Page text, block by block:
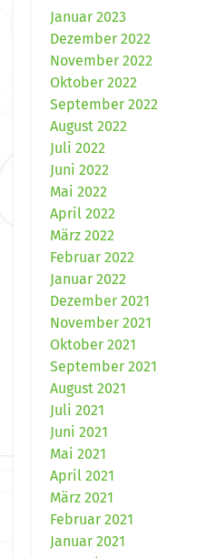
Januar 2023
Dezember 2022
November 2022
Oktober 2022
September 2022
August 2022
Juli 2022
Juni 2022
Mai 2022
April 2022
März 2022
Februar 2022
Januar 2022
Dezember 2021
November 2021
Oktober 2021
September 2021
August 2021
Juli 2021
Juni 2021
Mai 2021
April 2021
März 2021
Februar 2021
Januar 2021